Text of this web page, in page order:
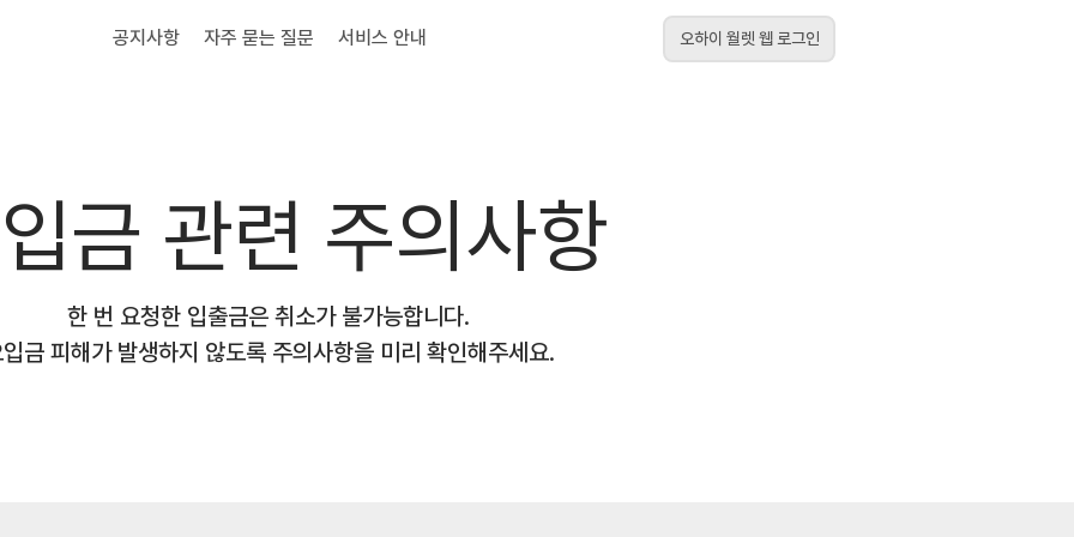
공지사항 자주 묻는 질문 서비스 안내 오하이 월렛 웹 로그인
금 관련 주의사항
한 번 요청한 입출금은 취소가 불가능합니다.
금 피해가 발생하지 않도록 주의사항을 미리 확인해주세요.